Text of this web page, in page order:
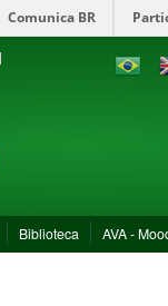
Comunica BR
Biblioteca AVA -